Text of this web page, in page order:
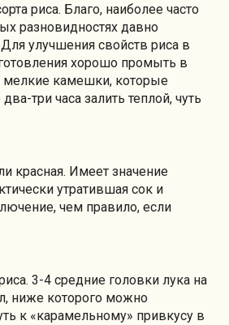
риса. Благо, наиболее часто
разновидностях давно
улучшения свойств риса в
хорошо промыть в
мелкие камешки, которые
три часа залить теплой, чуть
красная. Имеет значение
утратившая сок и
чем правило, если
3-4 средние головки лука на
ниже которого можно
к «карамельному» привкусу в